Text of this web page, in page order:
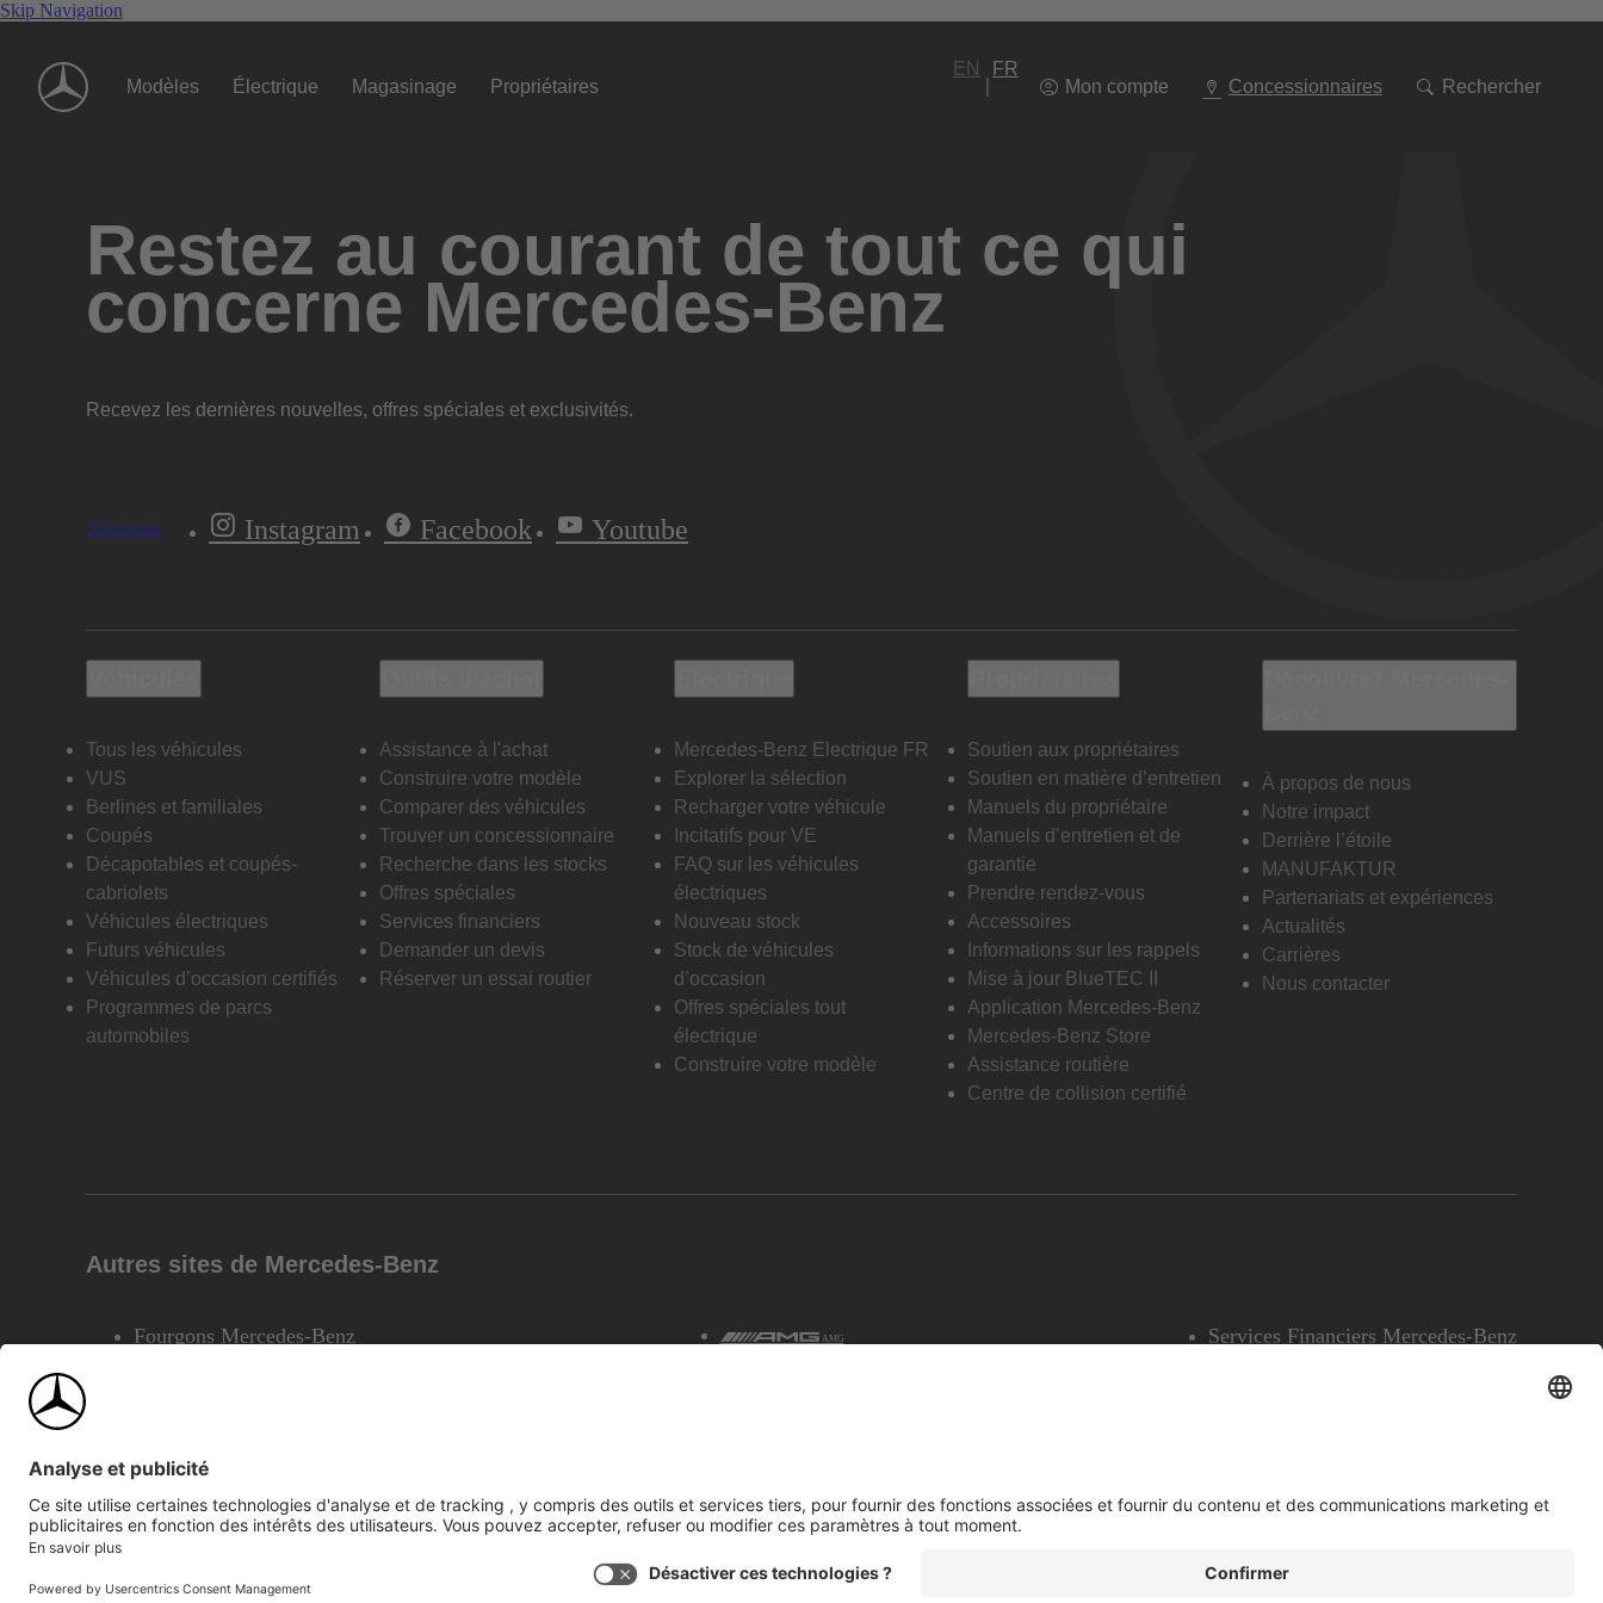
Skip Navigation
Modèles Électrique Magasinage Propriétaires
EN
FR
Mon compte
Concessionnaires Rechercher
à
Restez au courant de tout ce qui
concerne Mercedes-Benz
Recevez les dernières nouvelles, offres spéciales et exclusivités.
S'abonner Instagram Facebook Youtube
Tous les véhicules
VUS
Berlines et familiales
Coupés
Décapotables et coupés-
cabriolets
Véhicules électriques
Futurs véhicules
Véhicules d’occasion certifiés
Programmes de parcs
automobiles
Assistance à l'achat
Construire votre modèle
Comparer des véhicules
Trouver un concessionnaire
Recherche dans les stocks
Offres spéciales
Services financiers
Demander un devis
Réserver un essai routier
Mercedes-Benz Electrique FR
Explorer la sélection
Recharger votre véhicule
Incitatifs pour VE
FAQ sur les véhicules
électriques
Nouveau stock
Stock de véhicules
d’occasion
Offres spéciales tout
électrique
Construire votre modèle
Soutien aux propriétaires
Soutien en matière d’entretien
Manuels du propriétaire
Manuels d’entretien et de
garantie
Prendre rendez-vous
Accessoires
Informations sur les rappels
Mise à jour BlueTEC II
Application Mercedes-Benz
Mercedes-Benz Store
Assistance routière
Centre de collision certifié
À propos de nous
Notre impact
Derrière l’étoile
MANUFAKTUR
Partenariats et expériences
Actualités
Carrières
Nous contacter
Autres sites de Mercedes-Benz
Fourgons Mercedes-Benz AMG Services Financiers Mercedes-Benz
©2026 Mercedes-Benz Canada Inc.